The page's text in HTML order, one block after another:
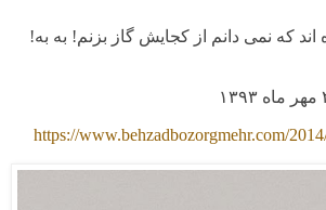
اند که نمی دانم از کجایش گاز بزنم! به به!
https://www.behzadbozorgmehr.com/